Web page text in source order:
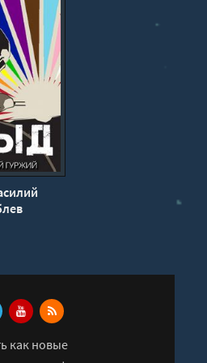
как новые